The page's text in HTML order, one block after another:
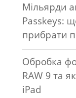
Мільярди
Passkeys:
прибрати
Обробка
RAW 9 та
iPad